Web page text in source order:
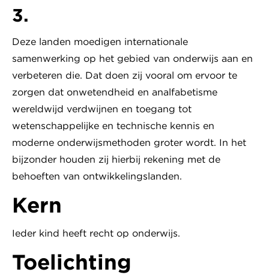
3.
Deze landen moedigen internationale
samenwerking op het gebied van onderwijs aan en
verbeteren die. Dat doen zij vooral om ervoor te
zorgen dat onwetendheid en analfabetisme
wereldwijd verdwijnen en toegang tot
wetenschappelijke en technische kennis en
moderne onderwijsmethoden groter wordt. In het
bijzonder houden zij hierbij rekening met de
behoeften van ontwikkelingslanden.
Kern
Ieder kind heeft recht op onderwijs.
Toelichting